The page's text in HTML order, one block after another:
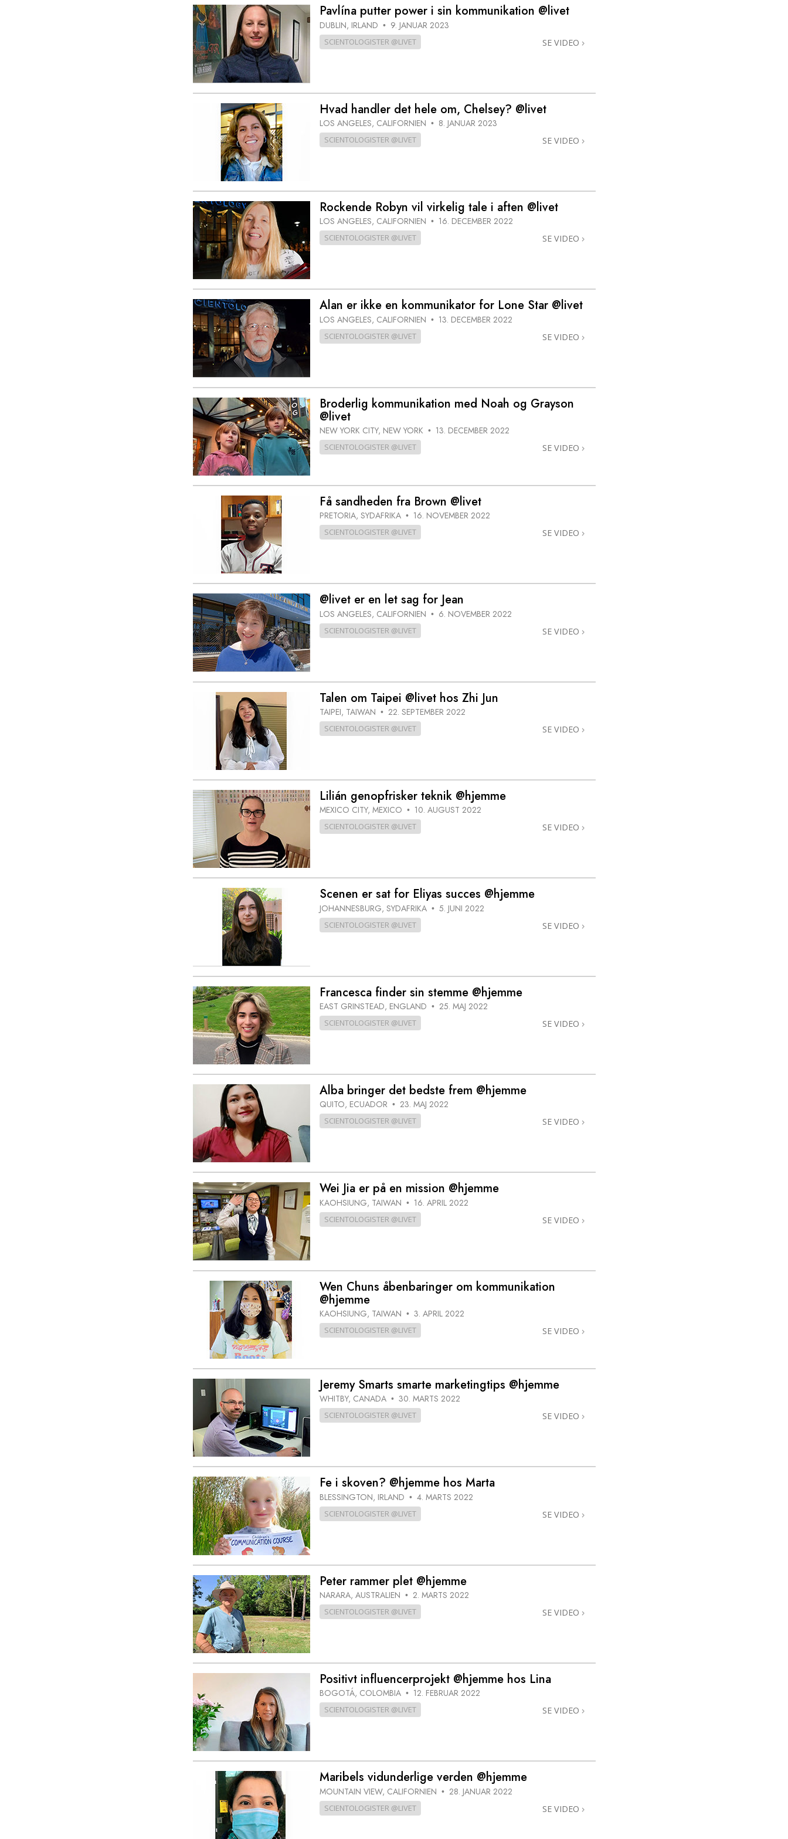
Kærlighed og had –
Hvad er storhed?
Scientology Kirkens Frivillige
Hjælpere
Børn
Etik og tilstandene
Undersøgelser
relations
Studieteknologien
Pavlína putter power i sin kommunikation @livet
DUBLIN, IRLAND • 9. JANUAR 2023
SCIENTOLOGISTER @LIVET SE VIDEO
Hvad handler det hele om, Chelsey? @livet
LOS ANGELES, CALIFORNIEN • 8. JANUAR 2023
SCIENTOLOGISTER @LIVET SE VIDEO
Rockende Robyn vil virkelig tale i aften @livet
LOS ANGELES, CALIFORNIEN • 16. DECEMBER 2022
SCIENTOLOGISTER @LIVET SE VIDEO
Alan er ikke en kommunikator for Lone Star @livet
LOS ANGELES, CALIFORNIEN • 13. DECEMBER 2022
SCIENTOLOGISTER @LIVET SE VIDEO
Broderlig kommunikation med Noah og Grayson
@livet
NEW YORK CITY, NEW YORK • 13. DECEMBER 2022
SCIENTOLOGISTER @LIVET SE VIDEO
Få sandheden fra Brown @livet
PRETORIA, SYDAFRIKA • 16. NOVEMBER 2022
SCIENTOLOGISTER @LIVET SE VIDEO
@livet er en let sag for Jean
LOS ANGELES, CALIFORNIEN • 6. NOVEMBER 2022
SCIENTOLOGISTER @LIVET SE VIDEO
Talen om Taipei @livet hos Zhi Jun
TAIPEI, TAIWAN • 22. SEPTEMBER 2022
SCIENTOLOGISTER @LIVET SE VIDEO
Lilián genopfrisker teknik @hjemme
MEXICO CITY, MEXICO • 10. AUGUST 2022
SCIENTOLOGISTER @LIVET SE VIDEO
Scenen er sat for Eliyas succes @hjemme
JOHANNESBURG, SYDAFRIKA • 5. JUNI 2022
SCIENTOLOGISTER @LIVET SE VIDEO
Francesca finder sin stemme @hjemme
EAST GRINSTEAD, ENGLAND • 25. MAJ 2022
SCIENTOLOGISTER @LIVET SE VIDEO
Alba bringer det bedste frem @hjemme
QUITO, ECUADOR • 23. MAJ 2022
SCIENTOLOGISTER @LIVET SE VIDEO
Wei Jia er på en mission @hjemme
KAOHSIUNG, TAIWAN • 16. APRIL 2022
SCIENTOLOGISTER @LIVET SE VIDEO
Wen Chuns åbenbaringer om kommunikation
@hjemme
KAOHSIUNG, TAIWAN • 3. APRIL 2022
SCIENTOLOGISTER @LIVET SE VIDEO
Jeremy Smarts smarte marketingtips @hjemme
WHITBY, CANADA • 30. MARTS 2022
SCIENTOLOGISTER @LIVET SE VIDEO
Fe i skoven? @hjemme hos Marta
BLESSINGTON, IRLAND • 4. MARTS 2022
SCIENTOLOGISTER @LIVET SE VIDEO
Peter rammer plet @hjemme
NARARA, AUSTRALIEN • 2. MARTS 2022
SCIENTOLOGISTER @LIVET SE VIDEO
Positivt influencerprojekt @hjemme hos Lina
BOGOTÁ, COLOMBIA • 12. FEBRUAR 2022
SCIENTOLOGISTER @LIVET SE VIDEO
Maribels vidunderlige verden @hjemme
MOUNTAIN VIEW, CALIFORNIEN • 28. JANUAR 2022
SCIENTOLOGISTER @LIVET SE VIDEO